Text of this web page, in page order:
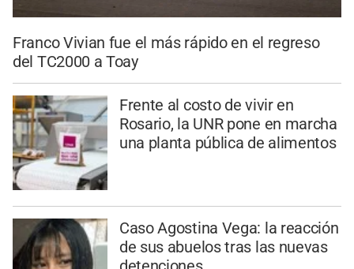
Franco Vivian fue el más rápido en el regreso
del TC2000 a Toay
Frente al costo de vivir en
Rosario, la UNR pone en marcha
una planta pública de alimentos
Caso Agostina Vega: la reacción
de sus abuelos tras las nuevas